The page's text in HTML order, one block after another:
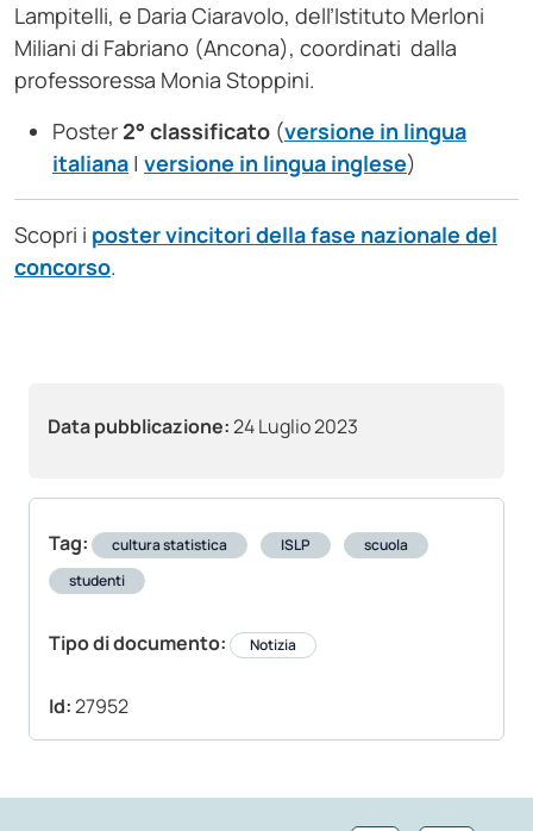
Data pubblicazione:24 Luglio 2023
Tag: cultura statistica ISLP
scuola
studenti
Tipo di documento: Notizia
Id:27952
Lampitelli, e Daria Ciaravolo, dell’Istituto Merloni
Miliani di Fabriano (Ancona), coordinati dalla
professoressa Monia Stoppini.
Poster 2° classificato (versione in lingua
italiana | versione in lingua inglese)
Scopri i poster vincitori della fase nazionale del
concorso.